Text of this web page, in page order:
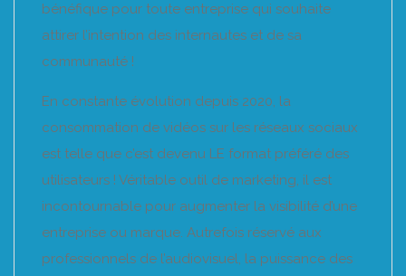
bénéfique pour toute entreprise qui souhaite
attirer l’intention des internautes et de sa
communauté !
En constante évolution depuis 2020, la
consommation de vidéos sur les réseaux sociaux
est telle que c’est devenu LE format préféré des
utilisateurs ! Véritable outil de marketing, il est
incontournable pour augmenter la visibilité d’une
entreprise ou marque. Autrefois réservé aux
professionnels de l’audiovisuel, la puissance des